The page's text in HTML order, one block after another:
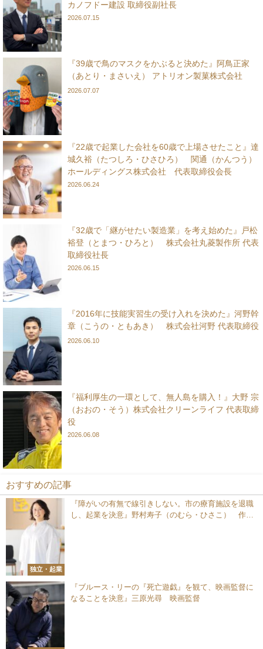
カノフドー建設 取締役副社長
2026.07.15
『39歳で鳥のマスクをかぶると決めた』阿鳥正家
（あとり・まさいえ） アトリオン製菓株式会社
2026.07.07
『22歳で起業した会社を60歳で上場させたこと』達
城久裕（たつしろ・ひさひろ） 関通（かんつう）
ホールディングス株式会社 代表取締役会長
2026.06.24
『32歳で「継がせたい製造業」を考え始めた』戸松
裕登（とまつ・ひろと） 株式会社丸菱製作所 代表
取締役社長
2026.06.15
『2016年に技能実習生の受け入れを決めた』河野幹
章（こうの・ともあき） 株式会社河野 代表取締役
2026.06.10
『福利厚生の一環として、無人島を購入！』大野 宗
（おおの・そう）株式会社クリーンライフ 代表取締
役
2026.06.08
おすすめの記事
独立・起業
『障がいの有無で線引きしない。市の療育施設を退職
し、起業を決意』野村寿子（のむら・ひさこ） 作業
『ブルース・リーの『死亡遊戯』を観て、映画監督に
なることを決意』三原光尋 映画監督